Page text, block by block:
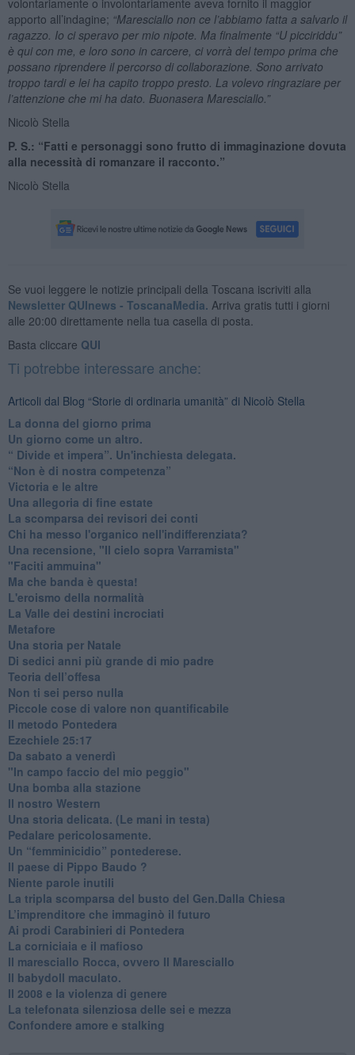
apporto all’indagine; “Maresciallo non ce l’abbiamo fatta a salvarlo il
ragazzo. Io ci speravo per mio nipote. Ma finalmente “U picciriddu”
è qui con me, e loro sono in carcere, ci vorrà del tempo prima che
possano riprendere il percorso di collaborazione. Sono arrivato
troppo tardi e lei ha capito troppo presto. La volevo ringraziare per
l’attenzione che mi ha dato. Buonasera Maresciallo.”
Nicolò Stella
P. S.: “Fatti e personaggi sono frutto di immaginazione dovuta
alla necessità di romanzare il racconto.”
Nicolò Stella
Se vuoi leggere le notizie principali della Toscana iscriviti alla
Newsletter QUInews - ToscanaMedia. Arriva gratis tutti i giorni
alle 20:00 direttamente nella tua casella di posta.
Basta cliccare QUI
Ti potrebbe interessare anche:
Articoli dal Blog “Storie di ordinaria umanità” di Nicolò Stella
​La donna del giorno prima
​Un giorno come un altro.
​“ Divide et impera”. Un'inchiesta delegata.
“Non è di nostra competenza”
​Victoria e le altre
Una allegoria di fine estate
La scomparsa dei revisori dei conti
Chi ha messo l'organico nell'indifferenziata?
Una recensione, "Il cielo sopra Varramista"
​"Faciti ammuina"
Ma che banda è questa!
L'eroismo della normalità
​La Valle dei destini incrociati
Metafore
​Una storia per Natale
​Di sedici anni più grande di mio padre
Teoria dell’offesa
​Non ti sei perso nulla
​Piccole cose di valore non quantificabile
​Il metodo Pontedera
​Ezechiele 25:17
Da sabato a venerdì
"In campo faccio del mio peggio"
Una bomba alla stazione
Il nostro Western
Una storia delicata. (Le mani in testa)
Pedalare pericolosamente.
Un “femminicidio” pontederese.
Il paese di Pippo Baudo ?
Niente parole inutili
La tripla scomparsa del busto del Gen.Dalla Chiesa
​L’imprenditore che immaginò il futuro
Ai prodi Carabinieri di Pontedera
​La corniciaia e il mafioso
Il maresciallo Rocca, ovvero Il Maresciallo
​Il babydoll maculato.
​Il 2008 e la violenza di genere
La telefonata silenziosa delle sei e mezza
​Confondere amore e stalking